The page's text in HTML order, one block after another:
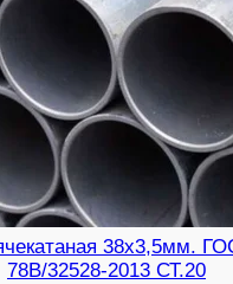
38х3,5мм.
78В/32528-2013 СТ.20